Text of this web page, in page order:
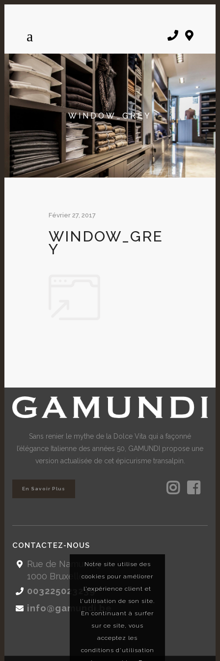
WINDOW_GREY
Février 27, 2017
WINDOW_GRE
Y
Sans renier le mythe de la Dolce Vita qui a façonné
l’élégance Italienne des années 50, GAMUNDI propose une
version actualisée de cet épicurisme transalpin.
En Savoir Plus
CONTACTEZ-NOUS
Rue de Namur, 89
1000 Bruxelles
003225023239
info@gamundi.be
Notre site utilise des
cookies pour améliorer
l'expérience client et
l'utilisation de son site.
En continuant à surfer
sur ce site, vous
acceptez les
conditions d'utilisation